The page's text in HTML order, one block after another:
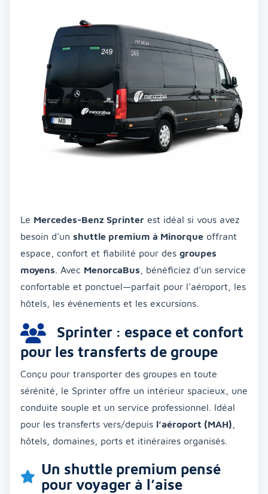
Le Mercedes-Benz Sprinter est idéal si vous avez
besoin d’un shuttle premium à Minorque offrant
espace, confort et fiabilité pour des groupes
moyens . Avec MenorcaBus , bénéficiez d’un service
confortable et ponctuel—parfait pour l’aéroport, les
hôtels, les événements et les excursions.
Sprinter : espace et confort
pour les transferts de groupe
Conçu pour transporter des groupes en toute
sérénité, le Sprinter offre un intérieur spacieux, une
conduite souple et un service professionnel. Idéal
pour les transferts vers/depuis l’aéroport (MAH)
hôtels, domaines, ports et itinéraires organisés.
Un shuttle premium pensé
pour voyager à l’aise